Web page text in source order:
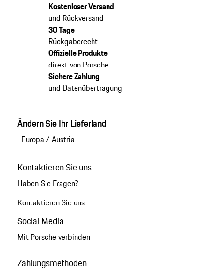
Kostenloser Versand
und Rückversand
30 Tage
Rückgaberecht
Offizielle Produkte
direkt von Porsche
Sichere Zahlung
und Datenübertragung
Ändern Sie Ihr Lieferland
Europa / Austria
Kontaktieren Sie uns
Haben Sie Fragen?
Kontaktieren Sie uns
Social Media
Mit Porsche verbinden
Zahlungsmethoden